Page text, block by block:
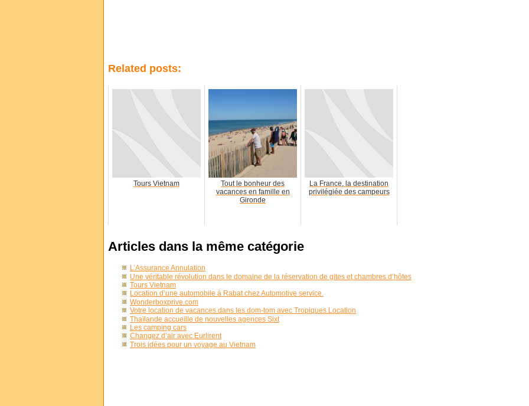
Related posts:
Tours Vietnam
Tout le bonheur des
vacances en famille en
Gironde
La France, la destination
privilégiée des campeurs
Articles dans la même catégorie
L’Assurance Annulation
Une véritable révolution dans le domaine de la réservation de gites et chambres d’hôtes
Tours Vietnam
Location d’une automobile à Rabat chez Automotive service.
Wonderboxprive.com
Votre location de vacances dans les dom-tom avec Tropiques Location
Thaïlande accueille de nouvelles agences Sixt
Les camping cars
Changez d’air avec Eurlirent
Trois idées pour un voyage au Vietnam